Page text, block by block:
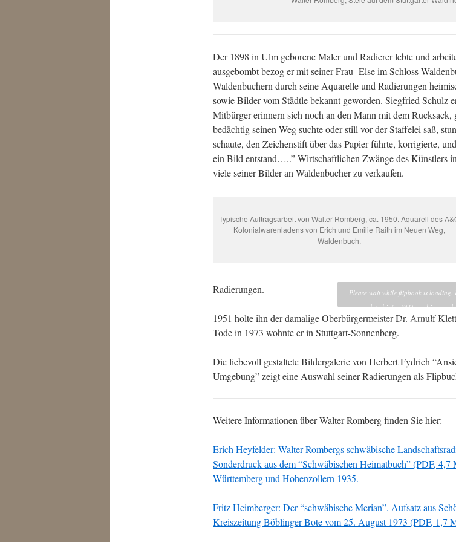
Der 1898 in Ulm geborene Maler und Radierer lebte und
ausgebombt bezog er mit seiner Frau Else im Schloss
Waldenbuchern durch seine Aquarelle und Radierungen
sowie Bilder vom Städtle bekannt geworden. Siegfried Schulz
Mitbürger erinnern sich noch an den Mann mit dem Rucksack,
bedächtig seinen Weg suchte oder still vor der Staffelei saß,
schaute, den Zeichenstift über das Papier führte, korrigierte,
ein Bild entstand…..” Wirtschaftlichen Zwänge des Künstlers
viele seiner Bilder an Waldenbucher zu verkaufen.
Typische Auftragsarbeit von Walter Romberg, ca. 1950. Aquarell des
Kolonialwarenladens von Erich und Emilie Raith im Neuen Weg,
Waldenbuch.
Radierungen.
1951 holte ihn der damalige Oberbürgermeister Dr. Arnulf
Tode in 1973 wohnte er in Stuttgart-Sonnenberg.
Die liebevoll gestaltete Bildergalerie von Herbert Fydrich
Umgebung” zeigt eine Auswahl seiner Radierungen als
Please wait while flipbook is loading.
more related info, FAQs and issues
refer toDearFlip WordPress Flipbook
Plugin Helpdocumentation.
Weitere Informationen über Walter Romberg finden Sie hier:
Erich Heyfelder: Walter Rombergs schwäbische
Sonderdruck aus dem “Schwäbischen Heimatbuch” (PDF,
Württemberg und Hohenzollern 1935.
Fritz Heimberger: Der “schwäbische Merian”. Aufsatz aus
Kreiszeitung Böblinger Bote vom 25. August 1973 (PDF, 1,7